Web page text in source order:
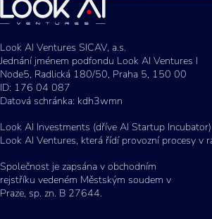
Look AI Ventures SICAV, a.s.
Jednání jménem podfondu Look AI Ventures I
Node5, Radlická 180/50, Praha 5, 150 00
ID: 176 04 087
Datová schránka: kdh3wmn
Look AI Investments (dříve AI Startup
Look AI Ventures, která řídí provozní procesy v
Společnost je zapsána v obchodním
rejstříku vedeném Městským soudem v
Praze, sp. zn. B 27644.